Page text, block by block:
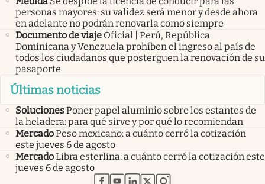
personas mayores: su validez será menor y desde ahora
en adelante no podrán renovarla como siempre
Documento de viaje Oficial | Perú, República
Dominicana y Venezuela prohíben el ingreso al país de
todos los ciudadanos que posterguen la renovación de su
pasaporte
Últimas noticias
SolucionesPoner papel aluminio sobre los estantes de
la heladera: para qué sirve y por qué lo recomiendan
MercadoPeso mexicano: a cuánto cerró la cotización
este jueves 6 de agosto
MercadoLibra esterlina: a cuánto cerró la cotización este
jueves 6 de agosto
abre en nueva pestaña
abre en nueva pestaña
abre en nueva pestaña
abre en nueva pestaña
abre en nueva pestaña